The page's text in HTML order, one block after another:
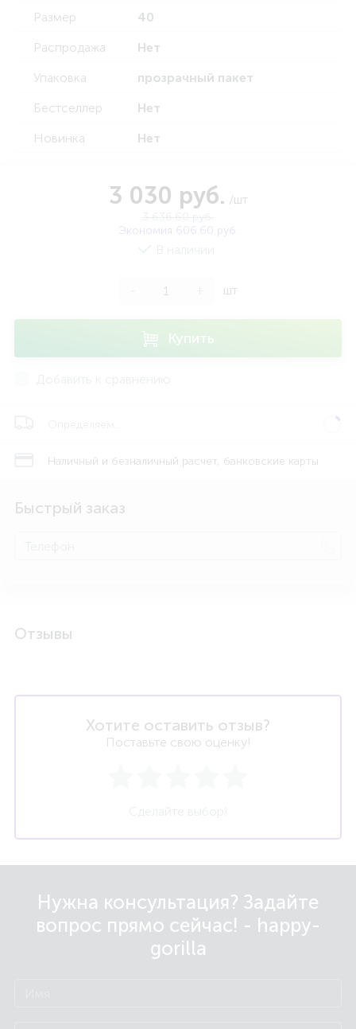
Размер
40
Распродажа
Нет
Упаковка
прозрачный пакет
Бестселлер
Нет
Новинка
Нет
3 030 руб. /шт
Экономия 606.60 руб.
шт
Купить
Наличный и безналичный расчет, банковские карты
Быстрый заказ
Отзывы
Хотите оставить отзыв?
Поставьте свою оценку!
Нужна консультация? Задайте
вопрос прямо сейчас! - happy-
gorilla